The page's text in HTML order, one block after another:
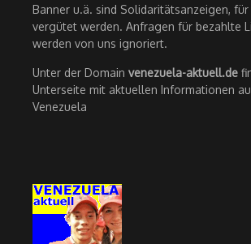
Banner u.ä. sind Solidaritätsanzeigen,
vergütet werden. Anfragen für bezahlte
werden von uns ignoriert.
Unter der Domain venezuela-aktuell.de
Unterseite mit aktuellen Informationen
Venezuela